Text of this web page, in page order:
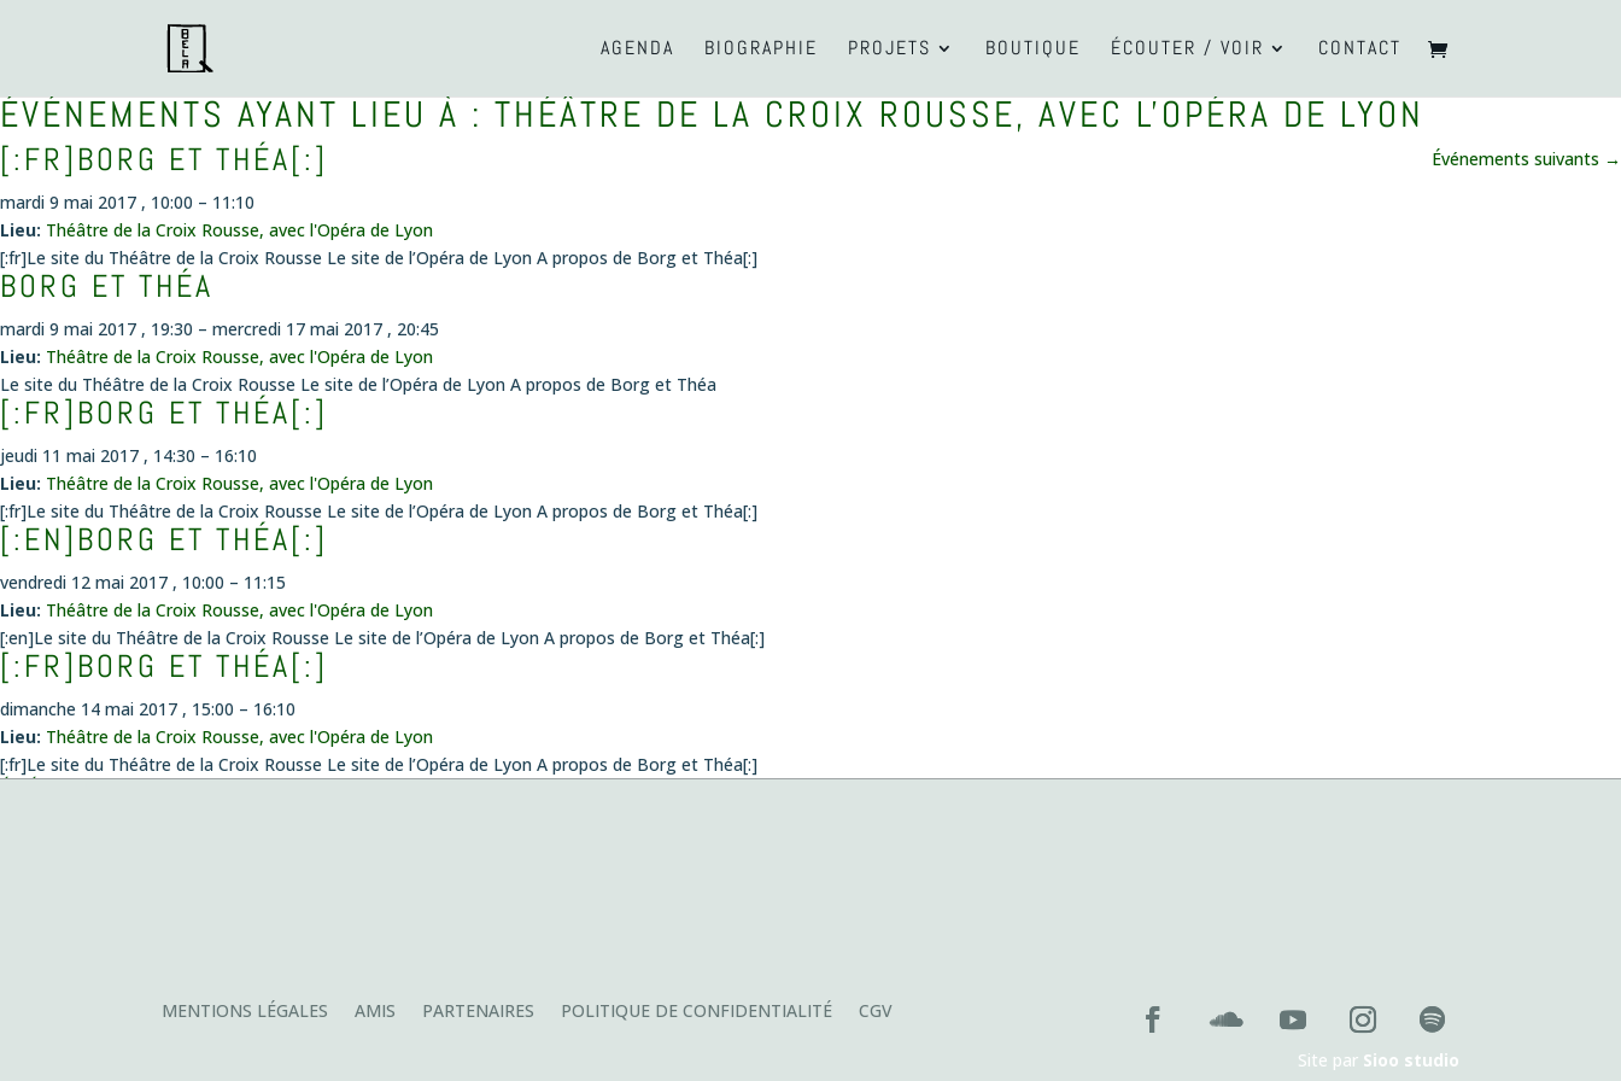
AGENDA BIOGRAPHIE PROJETS BOUTIQUE ÉCOUTER / VOIR CONTACT
ÉVÉNEMENTS AYANT LIEU À : THÉÂTRE DE LA CROIX ROUSSE, AVEC L'OPÉRA DE LYON
Événements suivants →
[:FR]BORG ET THÉA[:]
mardi 9 mai 2017 , 10:00 – 11:10
Lieu: Théâtre de la Croix Rousse, avec l'Opéra de Lyon
[:fr]Le site du Théâtre de la Croix Rousse Le site de l’Opéra de Lyon A propos de Borg et Théa[:]
BORG ET THÉA
mardi 9 mai 2017 , 19:30 – mercredi 17 mai 2017 , 20:45
Lieu: Théâtre de la Croix Rousse, avec l'Opéra de Lyon
Le site du Théâtre de la Croix Rousse Le site de l’Opéra de Lyon A propos de Borg et Théa
[:FR]BORG ET THÉA[:]
jeudi 11 mai 2017 , 14:30 – 16:10
Lieu: Théâtre de la Croix Rousse, avec l'Opéra de Lyon
[:fr]Le site du Théâtre de la Croix Rousse Le site de l’Opéra de Lyon A propos de Borg et Théa[:]
[:EN]BORG ET THÉA[:]
vendredi 12 mai 2017 , 10:00 – 11:15
Lieu: Théâtre de la Croix Rousse, avec l'Opéra de Lyon
[:en]Le site du Théâtre de la Croix Rousse Le site de l’Opéra de Lyon A propos de Borg et Théa[:]
[:FR]BORG ET THÉA[:]
dimanche 14 mai 2017 , 15:00 – 16:10
Lieu: Théâtre de la Croix Rousse, avec l'Opéra de Lyon
[:fr]Le site du Théâtre de la Croix Rousse Le site de l’Opéra de Lyon A propos de Borg et Théa[:]
ÉVÉNEMENTS
MENTIONS LÉGALES
AMIS PARTENAIRES POLITIQUE DE CONFIDENTIALITÉ CGV
Site par Sioo studio